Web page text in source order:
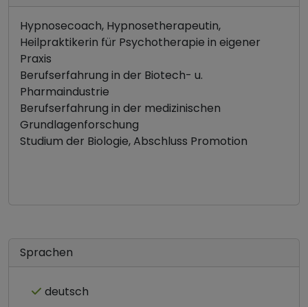
Hypnosecoach, Hypnosetherapeutin,
Heilpraktikerin für Psychotherapie in eigener
Praxis
Berufserfahrung in der Biotech- u.
Pharmaindustrie
Berufserfahrung in der medizinischen
Grundlagenforschung
Studium der Biologie, Abschluss Promotion
Sprachen
deutsch